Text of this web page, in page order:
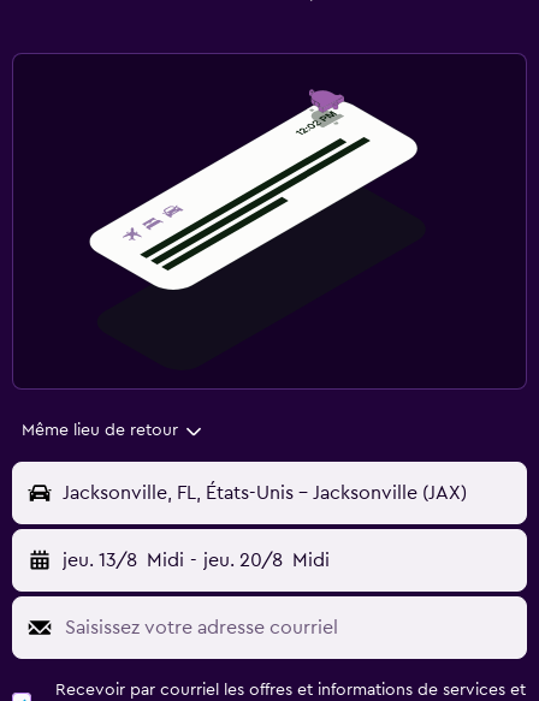
Même lieu de retour
Jacksonville, FL, États-Unis - Jacksonville (JAX)
jeu. 13/8 Midi - jeu. 20/8 Midi
Recevoir par courriel les offres et informations de services et